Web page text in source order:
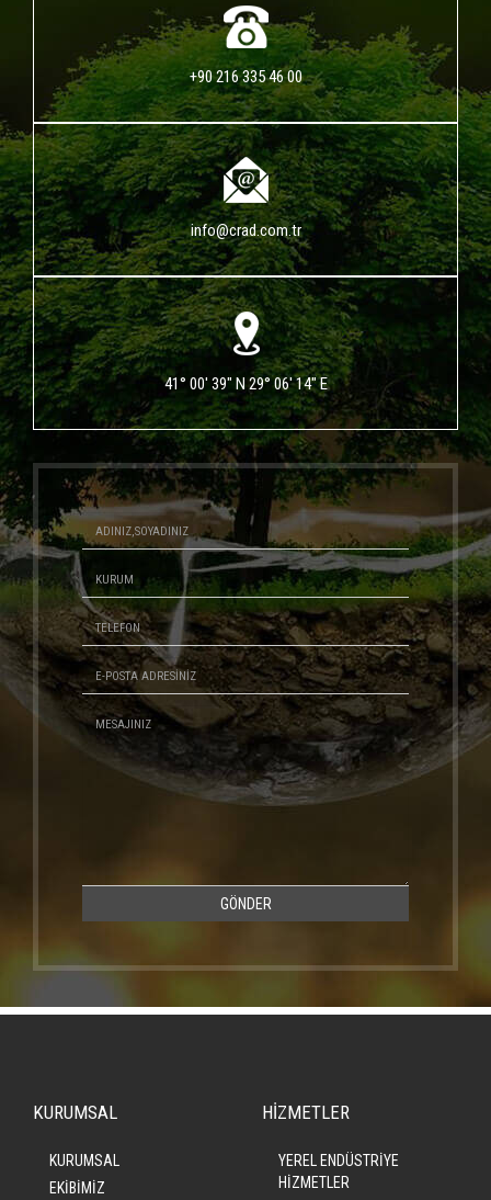
+90 216 335 46 00
info@crad.com.tr
41° 00' 39" N 29° 06' 14" E
GÖNDER
KURUMSAL
KURUMSAL
EKİBİMİZ
HİZMETLER
YEREL ENDÜSTRİYE
HİZMETLER